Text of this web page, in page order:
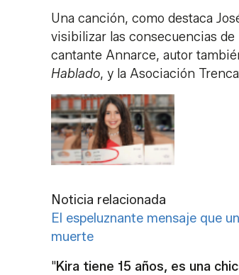
Una canción, como destaca
visibilizar las consecuencias de
cantante Annarce, autor
Hablado, y la Asociación
Noticia relacionada
El espeluznante mensaje que
muerte
"Kira tiene 15 años, es una